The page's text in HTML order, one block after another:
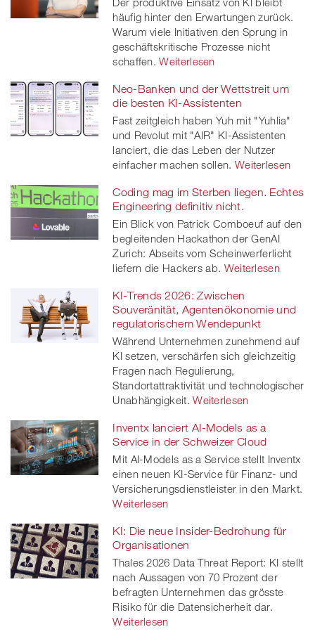
häufig hinter den Erwartungen zurück.
Warum viele Initiativen den Sprung in
geschäftskritische Prozesse nicht
schaffen. Weiterlesen
Neo-Banken und der Wettstreit um
die besten KI-Assistenten
Fast zeitgleich haben Yuh mit "Yuhlia"
und Revolut mit "AIR" KI-Assistenten
lanciert, die das Leben der Nutzer
einfacher machen sollen. Weiterlesen
Coding mag im Sterben liegen. Echtes
Engineering definitiv nicht.
Ein Blick von Patrick Comboeuf auf den
begleitenden Hackathon der GenAI
Zurich: Abseits vom Scheinwerferlicht
liefern die Hackers ab. Weiterlesen
KI-Trends 2026: Zwischen
Souveränität, Agentenökonomie und
regulatorischem Wendepunkt
Während Unternehmen zunehmend auf
KI setzen, verschärfen sich gleichzeitig
Fragen nach Regulierung,
Standortattraktivität und technologischer
Unabhängigkeit.Weiterlesen
Inventx lanciert AI-Models as a
Service in der Schweizer Cloud
Mit AI-Models as a Service stellt Inventx
einen neuen KI-Service für Finanz- und
Versicherungsdienstleister in den Markt.
Weiterlesen
KI: Die neue Insider-Bedrohung für
Organisationen
Thales 2026 Data Threat Report: KI stellt
nach Aussagen von 70 Prozent der
befragten Unternehmen das grösste
Risiko für die Datensicherheit dar.
Weiterlesen